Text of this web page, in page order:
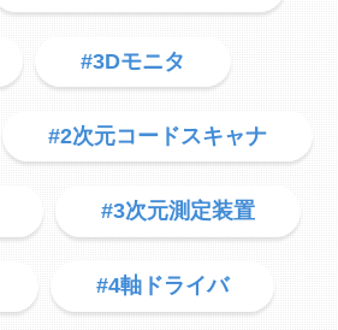
#3Dモニタ
#2次元コードスキャナ
#3次元測定装置
#4軸ドライバ